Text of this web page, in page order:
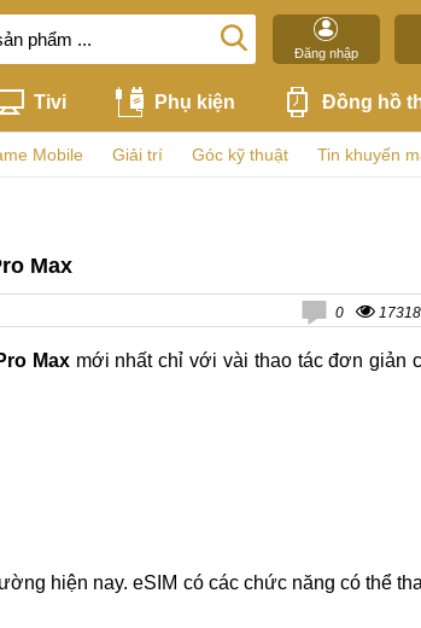
Đăng nhập
Tivi Phụ kiện Đồng hồ
Mobile Giải trí Góc kỹ thuật Tin khuyến
Max
0 17318
Maxmới nhất chỉ với vài thao tác đơn giản
hiện nay. eSIM có các chức năng có thể